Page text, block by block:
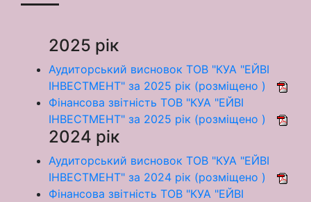
2025 рік
Аудиторський висновок ТОВ "КУА "ЕЙВІ
ІНВЕСТМЕНТ" за 2025 рік (розміщено )
Фінансова звітність ТОВ "КУА "ЕЙВІ
ІНВЕСТМЕНТ" за 2025 рік (розміщено )
2024 рік
Аудиторський висновок ТОВ "КУА "ЕЙВІ
ІНВЕСТМЕНТ" за 2024 рік (розміщено )
Фінансова звітність ТОВ "КУА "ЕЙВІ